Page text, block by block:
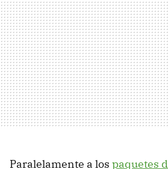
Paralelamente a los paquetes